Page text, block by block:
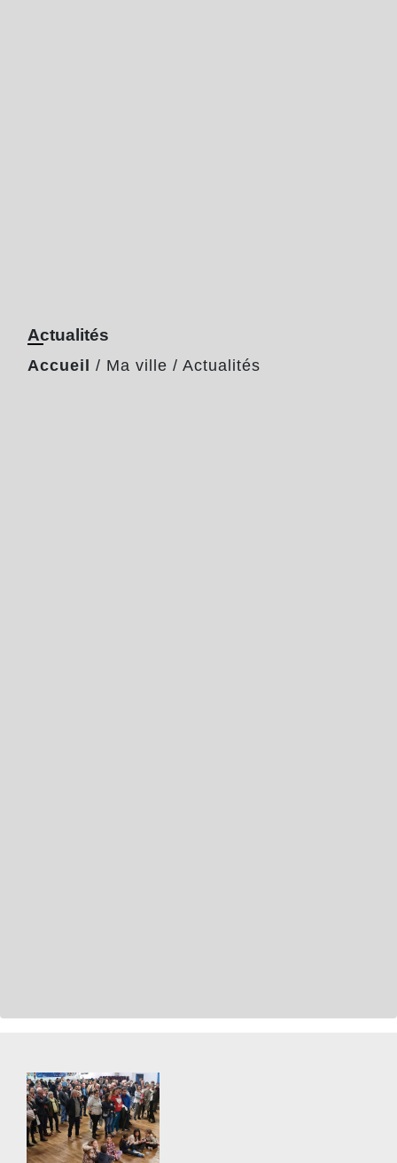
Actualités
Accueil / Ma ville / Actualités